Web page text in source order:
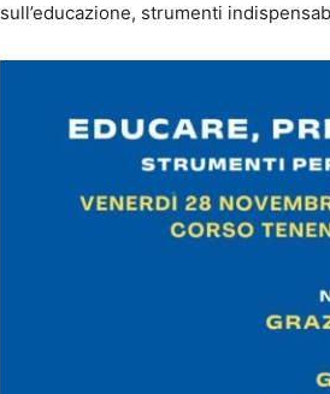
sull’educazione, strumenti